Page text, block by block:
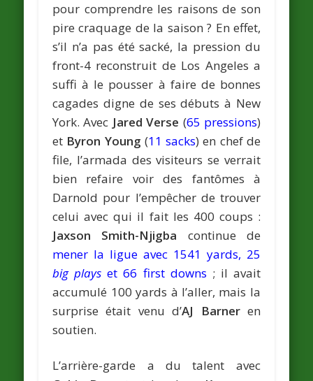
pour comprendre les raisons de son
pire craquage de la saison ? En effet,
s’il n’a pas été sacké, la pression du
front-4 reconstruit de Los Angeles a
suffi à le pousser à faire de bonnes
cagades digne de ses débuts à New
York. Avec Jared Verse (65 pressions)
et Byron Young (11 sacks) en chef de
file, l’armada des visiteurs se verrait
bien refaire voir des fantômes à
Darnold pour l’empêcher de trouver
celui avec qui il fait les 400 coups :
Jaxson Smith-Njigba continue de
mener la ligue avec 1541 yards, 25
big plays et 66 first downs ; il avait
accumulé 100 yards à l’aller, mais la
surprise était venu d’AJ Barneren
soutien.
L’arrière-garde a du talent avec